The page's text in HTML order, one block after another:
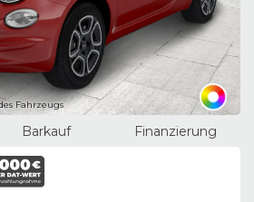
Fahrzeugs
Barkauf Finanzierung